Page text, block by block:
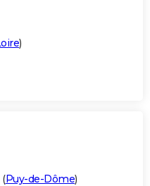
)
(Puy-de-Dôme)